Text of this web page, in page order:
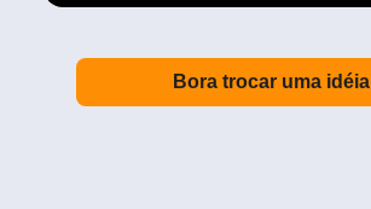
Bora trocar uma idéia